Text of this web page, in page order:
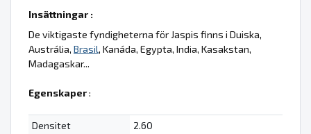
Insättningar :
De viktigaste fyndigheterna för Jaspis finns i Duiska,
Austrália, Brasil, Kanáda, Egypta, India, Kasakstan,
Madagaskar...
Egenskaper:
Densitet
2.60